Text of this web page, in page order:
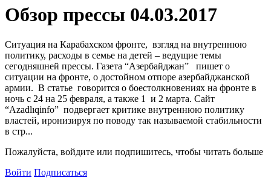
Обзор прессы 04.03.2017
Ситуация на Карабахском фронте, взгляд на внутреннюю
политику, расходы в семье на детей – ведущие темы
сегодняшней прессы. Газета “Азербайджан” пишет о
ситуации на фронте, о достойном отпоре азербайджанской
армии. В статье говорится о боестолкновениях на фронте в
ночь с 24 на 25 февраля, а также 1 и 2 марта. Сайт
“Azadlıqinfo” подвергает критике внутреннюю политику
властей, иронизируя по поводу так называемой стабильности
в стр...
Пожалуйста, войдите или подпишитесь, чтобы читать больше
Войти Подписаться